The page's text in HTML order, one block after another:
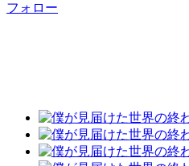
フォロー